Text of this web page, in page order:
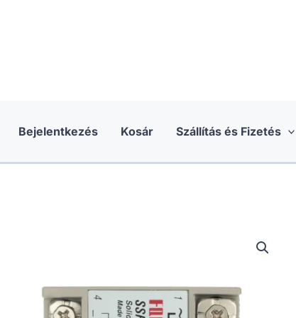
Bejelentkezés Kosár Szállítás és Fizetés